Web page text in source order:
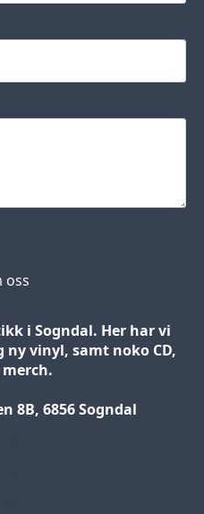
oss
i Sogndal. Her har vi
vinyl, samt noko CD,
merch.
8B, 6856 Sogndal